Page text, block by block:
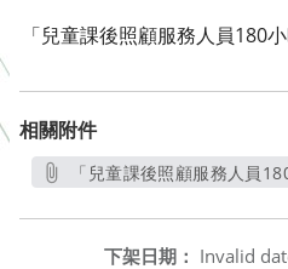
「兒童課後照顧服務人員180
相關附件
「兒童課後照顧服務人員
下架日期： Invalid